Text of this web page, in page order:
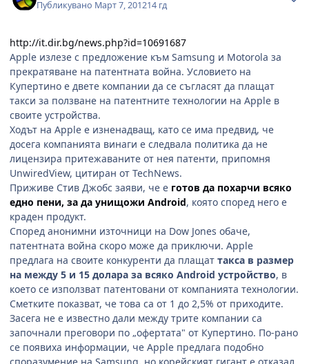
Публикувано Март 7, 201214 гд
http://it.dir.bg/news.php?id=10691687
Apple излезе с предложение към Samsung и Motorola за
прекратяване на патентната война. Условието на
Купертино е двете компании да се съгласят да плащат
такси за ползване на патентните технологии на Apple в
своите устройства.
Ходът на Apple е изненадващ, като се има предвид, че
досега компанията винаги е следвала политика да не
лицензира притежаваните от нея патенти, припомня
UnwiredView, цитиран от TechNews.
Приживе Стив Джобс заяви, че е готов да похарчи всяко
едно пени, за да унищожи Android, която според него е
краден продукт.
Според анонимни източници на Dow Jones обаче,
патентната война скоро може да приключи. Apple
предлага на своите конкуренти да плащат такса в размер
на между 5 и 15 долара за всяко Android устройство, в
което се използват патентовани от компанията технологии.
Сметките показват, че това са от 1 до 2,5% от приходите.
Засега не е известно дали между трите компании са
започнали преговори по „офертата" от Купертино. По-рано
се появиха информации, че Apple предлага подобно